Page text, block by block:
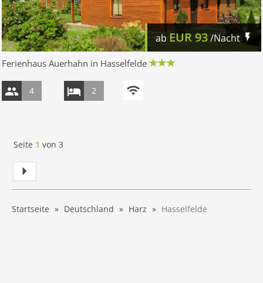
abEUR93/Nacht
Ferienhaus Auerhahn in Hasselfelde
4 2
Seite 1 von 3
Startseite Deutschland Harz Hasselfelde